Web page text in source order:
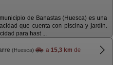
de Banastas (Huesca) es una
que cuenta con piscina y jardín.
para hast ...
(Huesca) a 15,3 km de